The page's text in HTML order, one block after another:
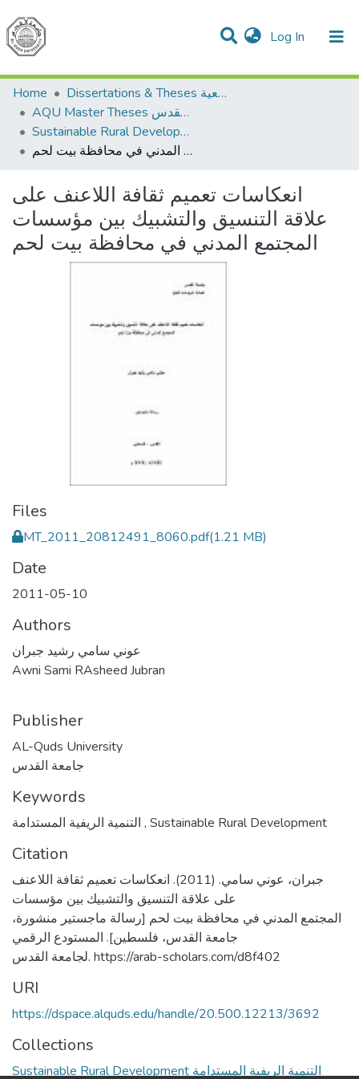
Log In (current)
Communities & Collections
All of DSpace
Home
Dissertations & Theses الرسائل الجامعية
AQU Master Theses الرسائل الجامعية الخاصة بجامعة القدس
Sustainable Rural Development التنمية الريفية المستدامة
انعكاسات تعميم ثقافة اللاعنف على علاقة التنسيق والتشبيك بين مؤسسات المجتمع المدني في محافظة بيت لحم
انعكاسات تعميم ثقافة اللاعنف على
علاقة التنسيق والتشبيك بين مؤسسات
المجتمع المدني في محافظة بيت لحم
Files
MT_2011_20812491_8060.pdf(1.21 MB)
Date
2011-05-10
Authors
عوني سامي رشيد جبران
Awni Sami RAsheed Jubran
Publisher
AL-Quds University
جامعة القدس
Keywords
, Sustainable Rural Development
Citation
جبران، عوني سامي. (2011). انعكاسات تعميم ثقافة اللاعنف
على علاقة التنسيق والتشبيك بين مؤسسات
المجتمع المدني في محافظة بيت لحم [رسالة ماجستير منشورة،
جامعة القدس، فلسطين]. المستودع الرقمي
لجامعة القدس. https://arab-scholars.com/d8f402
URI
https://dspace.alquds.edu/handle/20.500.12213/3692
Collections
Sustainable Rural Development التنمية الريفية المستدامة